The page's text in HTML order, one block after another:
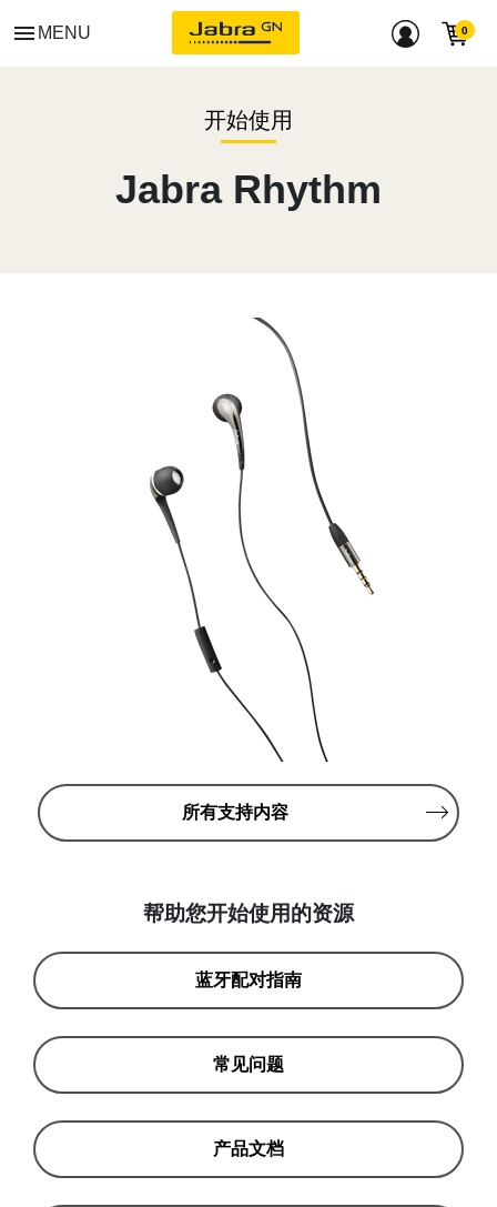
menu MENU
开始使用
Jabra Rhythm
所有支持内容
帮助您开始使用的资源
蓝牙配对指南
常见问题
产品文档